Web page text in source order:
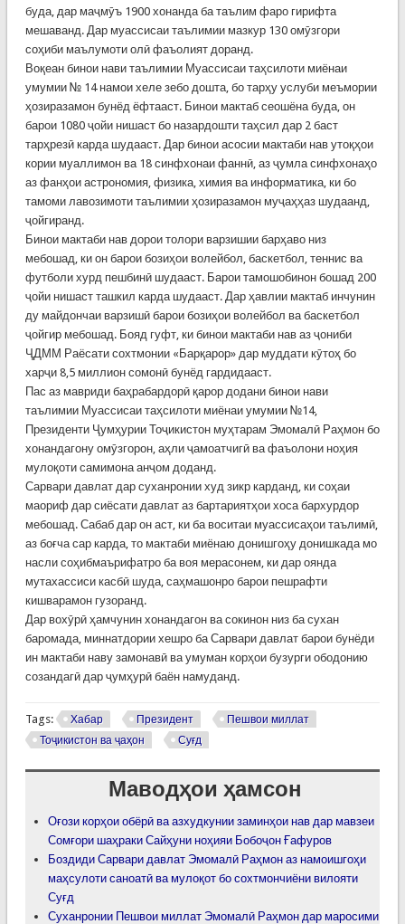
буда, дар маҷмӯъ 1900 хонанда ба таълим фаро гирифта
мешаванд. Дар муассисаи таълимии мазкур 130 омӯзгори
соҳиби маълумоти олӣ фаъолият доранд.
Воқеан бинои нави таълимии Муассисаи таҳсилоти миёнаи
умумии № 14 намои хеле зебо дошта, бо тарҳу услуби меъмории
ҳозиразамон бунёд ёфтааст. Бинои мактаб сеошёна буда, он
барои 1080 ҷойи нишаст бо назардошти таҳсил дар 2 баст
тарҳрезӣ карда шудааст. Дар бинои асосии мактаби нав утоқҳои
кории муаллимон ва 18 синфхонаи фаннӣ, аз ҷумла синфхонаҳо
аз фанҳои астрономия, физика, химия ва информатика, ки бо
тамоми лавозимоти таълимии ҳозиразамон муҷаҳҳаз шудаанд,
ҷойгиранд.
Бинои мактаби нав дорои толори варзишии барҳаво низ
мебошад, ки он барои бозиҳои волейбол, баскетбол, теннис ва
футболи хурд пешбинӣ шудааст. Барои тамошобинон бошад 200
ҷойи нишаст ташкил карда шудааст. Дар ҳавлии мактаб инчунин
ду майдончаи варзишӣ барои бозиҳои волейбол ва баскетбол
ҷойгир мебошад. Бояд гуфт, ки бинои мактаби нав аз ҷониби
ҶДММ Раёсати сохтмонии «Барқарор» дар муддати кӯтоҳ бо
харҷи 8,5 миллион сомонӣ бунёд гардидааст.
Пас аз мавриди баҳрабардорӣ қарор додани бинои нави
таълимии Муассисаи таҳсилоти миёнаи умумии №14,
Президенти Ҷумҳурии Тоҷикистон муҳтарам Эмомалӣ Раҳмон бо
хонандагону омӯзгорон, аҳли ҷамоатчигӣ ва фаъолони ноҳия
мулоқоти самимона анҷом доданд.
Сарвари давлат дар суханронии худ зикр карданд, ки соҳаи
маориф дар сиёсати давлат аз бартариятҳои хоса бархурдор
мебошад. Сабаб дар он аст, ки ба воситаи муассисаҳои таълимӣ,
аз боғча сар карда, то мактаби миёнаю донишгоҳу донишкада мо
насли соҳибмаърифатро ба воя мерасонем, ки дар оянда
мутахассиси касбӣ шуда, саҳмашонро барои пешрафти
кишварамон гузоранд.
Дар вохӯрӣ ҳамчунин хонандагон ва сокинон низ ба сухан
баромада, миннатдории хешро ба Сарвари давлат барои бунёди
ин мактаби наву замонавӣ ва умуман корҳои бузурги ободонию
созандагӣ дар ҷумҳурӣ баён намуданд.
Tags: Хабар Президент
Пешвои миллат
Тоҷикистон ва ҷаҳон
Суғд
Маводҳои ҳамсон
Оғози корҳои обёрӣ ва азхудкунии заминҳои нав дар мавзеи
Сомғори шаҳраки Сайҳуни ноҳияи Бобоҷон Ғафуров
Боздиди Сарвари давлат Эмомалӣ Раҳмон аз намоишгоҳи
маҳсулоти саноатӣ ва мулоқот бо сохтмончиёни вилояти
Суғд
Суханронии Пешвои миллат Эмомалӣ Раҳмон дар маросими